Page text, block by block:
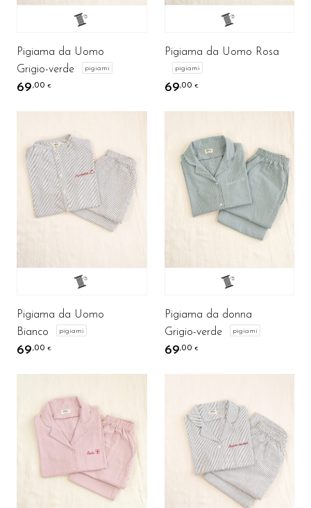
Pigiama da Uomo
Grigio-verde
pigiami
69,00 €
Pigiama da Uomo Rosa
pigiami
69,00€
Pigiama da Uomo
Bianco
pigiami
69,00 €
Pigiama da donna
Grigio-verde
pigiami
69,00€